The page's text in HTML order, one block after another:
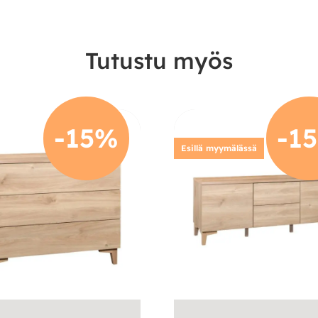
Tutustu myös
-15% -
Esillä myymälässä